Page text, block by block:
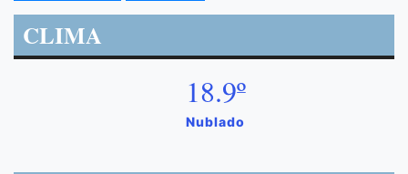
CLIMA
18.9º
Nublado